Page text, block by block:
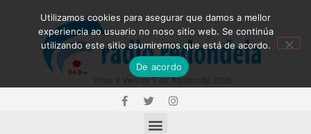
Utilizamos cookies para asegurar que damos a mellor
experiencia ao usuario no noso sitio web. Se continúa
utilizando este sitio asumiremos que está de acordo.
De acordo